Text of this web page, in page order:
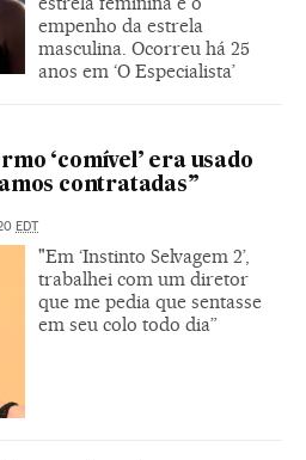
empenho da estrela
masculina. Ocorreu há 25
anos em ‘O Especialista’
‘comível’ era usado
contratadas”
EDT
"Em ‘Instinto Selvagem 2’,
trabalhei com um diretor
que me pedia que sentasse
em seu colo todo dia”